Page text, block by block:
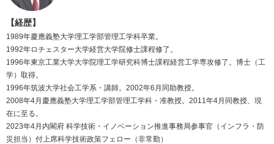
【経歴】
1989年慶應義塾大学理工学部管理工学科卒業。
1992年ロチェスター大学経営大学院修士課程修了。
1996年東京工業大学大学院理工学研究科博士課程経営工学専攻修了。博士（工
学）取得。
1996年筑波大学社会工学系・講師。2002年6月同助教授。
2008年4月慶應義塾大学理工学部管理工学科・准教授。2011年4月同教授、現
在に至る。
2023年4月内閣府 科学技術・イノベーション推進事務局参事官（インフラ・防
災担当）付上席科学技術政策フェロー（非常勤）